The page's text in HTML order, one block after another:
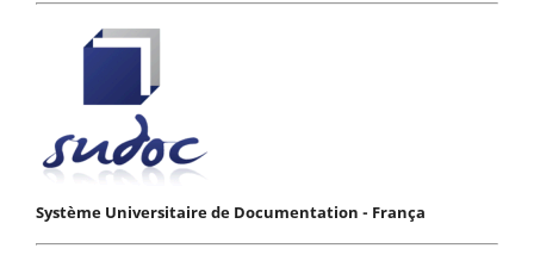
Système Universitaire de Documentation - França